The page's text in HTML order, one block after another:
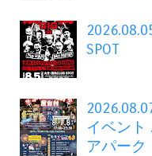
SPOT
イベント
アパーク